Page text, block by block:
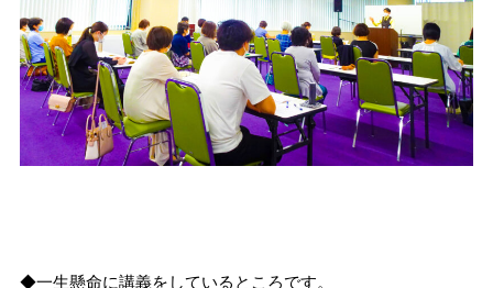
◆一生懸命に講義をしているところです。